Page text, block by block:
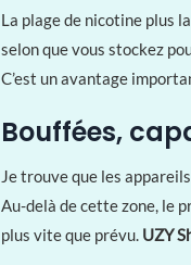
La plage de nicotine plus
selon que vous stockez
C’est un avantage
Bouffées,
Je trouve que les
Au-delà de cette zone, le
plus vite que prévu. UZY